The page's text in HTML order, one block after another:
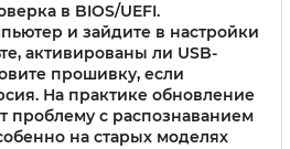
в BIOS/UEFI.
и зайдите в настройки
активированы ли USB-
прошивку, если
На практике обновление
проблему с распознаванием
на старых моделях